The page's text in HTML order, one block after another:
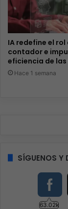
IA redefine el rol
contador e
eficiencia de las
Hace 1 semana
SÍGUENOS Y
63.02k